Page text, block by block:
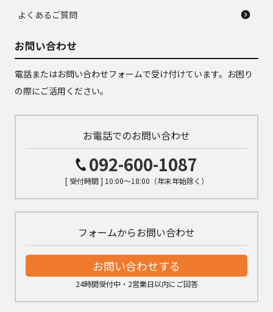
よくあるご質問
お問い合わせ
電話またはお問い合わせフォームで受け付けています。お困り
の際にご活用ください。
お電話でのお問い合わせ
092-600-1087
[ 受付時間 ] 10:00～18:00（年末年始除く）
フォームからお問い合わせ
お問い合わせする
24時間受付中・2営業日以内にご回答